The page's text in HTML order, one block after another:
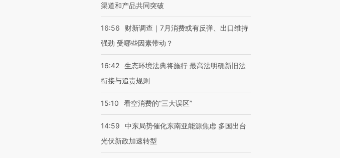
渠道和产品共同突破
16:56
财新调查｜7月消费或有反弹、出口维持
强劲 受哪些因素带动？
16:42 生态环境法典将施行 最高法明确新旧法
衔接与追责规则
15:10 看空消费的“三大误区”
14:59
中东局势催化东南亚能源焦虑 多国出台
光伏新政加速转型